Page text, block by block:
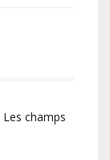
Les champs